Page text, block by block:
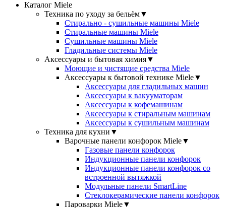
Каталог Miele
Техника по уходу за бельём▼
Стирально - сушильные машины Miele
Стиральные машины Miele
Сушильные машины Miele
Гладильные системы Miele
Аксессуары и бытовая химия▼
Моющие и чистящие средства Miele
Аксессуары к бытовой технике Miele▼
Аксессуары для гладильных машин
Аксессуары к вакууматорам
Аксессуары к кофемашинам
Аксессуары к стиральным машинам
Аксессуары к сушильным машинам
Техника для кухни ▼
Варочные панели конфорок Miele▼
Газовые панели конфорок
Индукционные панели конфорок
Индукционные панели конфорок со
встроенной вытяжкой
Модульные панели SmartLine
Стеклокерамические панели конфорок
Пароварки Miele▼